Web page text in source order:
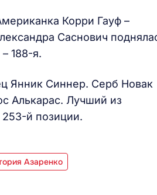
Корри Гауф –
Саснович
188-я.
Янник Синнер. Серб Новак
Алькарас. Лучший из
253-й позиции.
Азаренко